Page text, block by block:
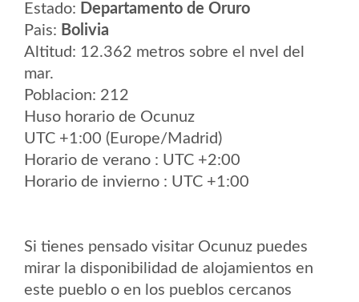
Estado: Departamento de Oruro
Pais: Bolivia
Altitud: 12.362 metros sobre el nvel del
mar.
Poblacion: 212
Huso horario de Ocunuz
UTC +1:00 (Europe/Madrid)
Horario de verano : UTC +2:00
Horario de invierno : UTC +1:00
Si tienes pensado visitar Ocunuz puedes
mirar la disponibilidad de alojamientos en
este pueblo o en los pueblos cercanos